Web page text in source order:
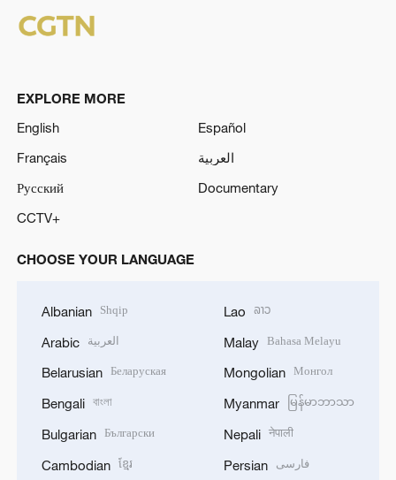
EXPLORE MORE
English
Español
Français
العربية
Русский
Documentary
CCTV+
CHOOSE YOUR LANGUAGE
Albanian Shqip
Arabic العربية
Belarusian Беларуская
Bengali বাংলা
Bulgarian Български
Cambodian ខ្មែរ
Lao ລາວ
Malay Bahasa Melayu
Mongolian Монгол
Myanmar မြန်မာဘာသာ
Nepali नेपाली
Persian فارسی